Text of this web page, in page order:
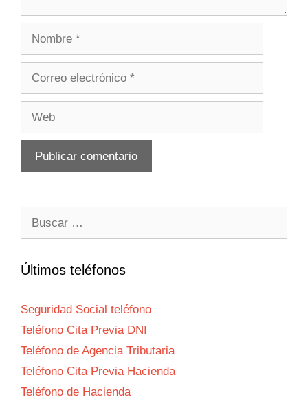
Últimos teléfonos
Seguridad Social teléfono
Teléfono Cita Previa DNI
Teléfono de Agencia Tributaria
Teléfono Cita Previa Hacienda
Teléfono de Hacienda